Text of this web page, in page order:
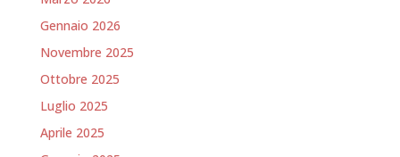
Gennaio 2026
Novembre 2025
Ottobre 2025
Luglio 2025
Aprile 2025